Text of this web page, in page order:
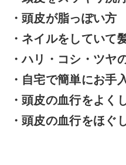
・頭皮が脂っぽい方
・ネイルをしていて
・ハリ・コシ・ツヤ
・自宅で簡単にお手
・頭皮の血行をよく
・頭皮の血行をほぐ